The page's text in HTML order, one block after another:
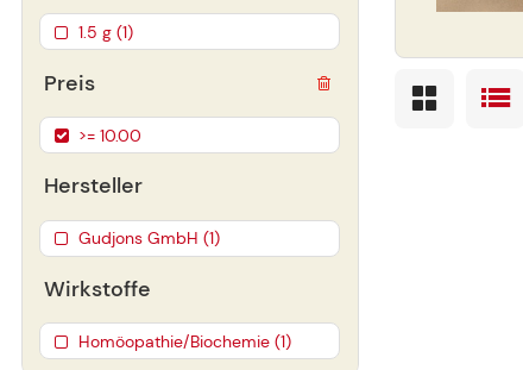
1.5 g (1)
Preis
>= 10.00
Hersteller
Gudjons GmbH (1)
Wirkstoffe
Homöopathie/Biochemie (1)